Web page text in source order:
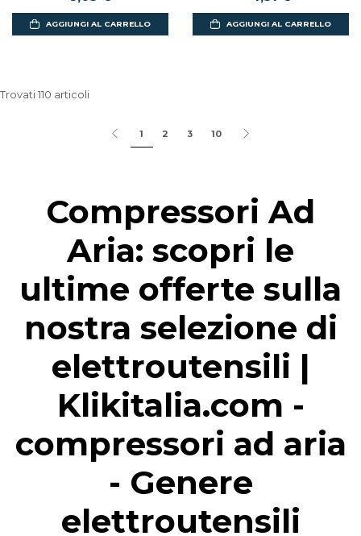
AGGIUNGI AL CARRELLO AGGIUNGI AL CARRELLO
Trovati 110 articoli
1 2 3 10
Compressori Ad
Aria: scopri le
ultime offerte sulla
nostra selezione di
elettroutensili |
Klikitalia.com -
compressori ad aria
- Genere
elettroutensili